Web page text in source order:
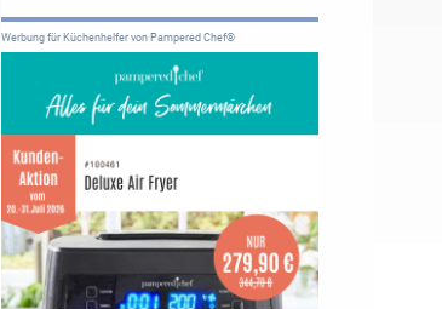
Werbung für Küchenhelfer von Pampered Chef®